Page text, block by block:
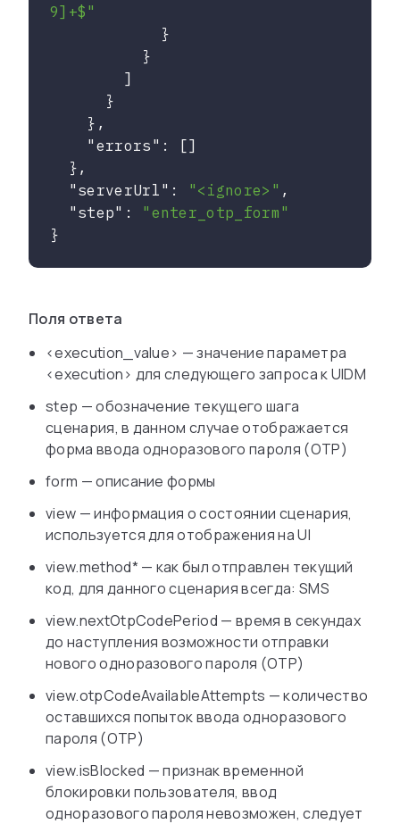
9]+$"
"errors" : []
"serverUrl" : "<ignore>" ,
"step" : "enter_otp_form"
}
Поля ответа
<execution_value> — значение параметра
<execution> для следующего запроса к UIDM
step — обозначение текущего шага
сценария, в данном случае отображается
форма ввода одноразового пароля (OTP)
form — описание формы
view — информация о состоянии сценария,
используется для отображения на UI
view.method* — как был отправлен текущий
код, для данного сценария всегда: SMS
view.nextOtpCodePeriod — время в секундах
до наступления возможности отправки
нового одноразового пароля (OTP)
view.otpCodeAvailableAttempts — количество
оставшихся попыток ввода одноразового
пароля (OTP)
view.isBlocked — признак временной
блокировки пользователя, ввод
одноразового пароля невозможен, следует